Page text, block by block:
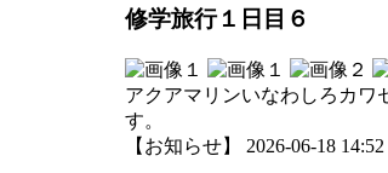
修学旅行１日目６
アクアマリンいなわしろカワ
す。
【お知らせ】 2026-06-18 14:52